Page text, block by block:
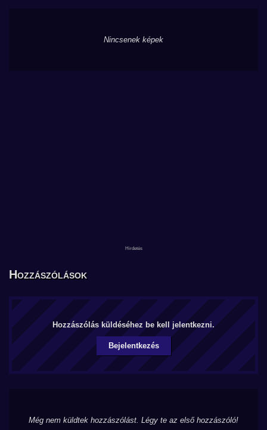
Nincsenek képek
Hozzászólások
Hozzászólás küldéséhez be kell jelentkezni.
Bejelentkezés
Még nem küldtek hozzászólást. Légy te az első hozzászóló!